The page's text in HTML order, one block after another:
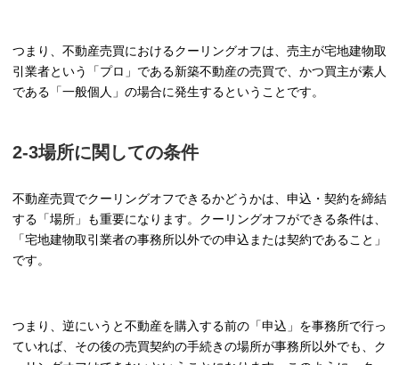
つまり、不動産売買におけるクーリングオフは、売主が宅地建物取
引業者という「プロ」である新築不動産の売買で、かつ買主が素人
である「一般個人」の場合に発生するということです。
2-3場所に関しての条件
不動産売買でクーリングオフできるかどうかは、申込・契約を締結
する「場所」も重要になります。クーリングオフができる条件は、
「宅地建物取引業者の事務所以外での申込または契約であること」
です。
つまり、逆にいうと不動産を購入する前の「申込」を事務所で行っ
ていれば、その後の売買契約の手続きの場所が事務所以外でも、ク